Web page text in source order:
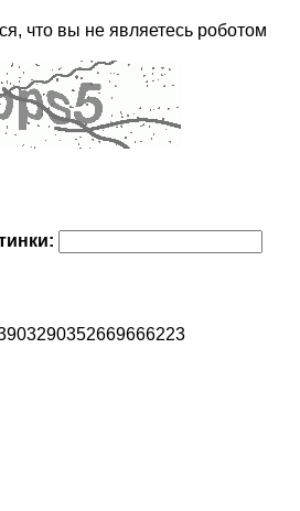
что вы не являетесь роботом